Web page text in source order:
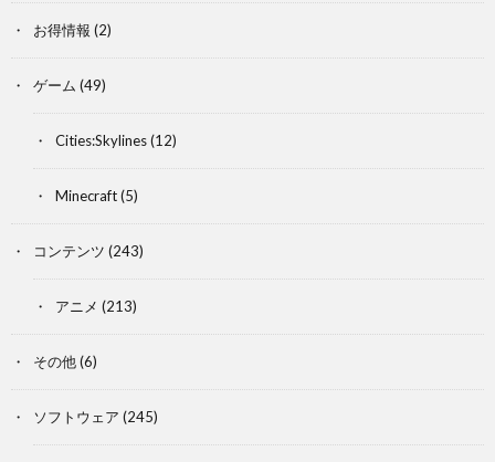
お得情報 (2)
ゲーム (49)
Cities:Skylines(12)
Minecraft(5)
コンテンツ (243)
アニメ (213)
その他(6)
ソフトウェア (245)